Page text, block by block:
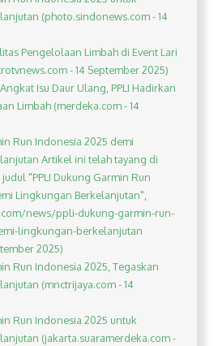
(photo.sindonews.com - 14
Pengelolaan Limbah di Event Lari
- 14 September 2025)
Isu Daur Ulang, PPLI Hadirkan
Limbah (merdeka.com - 14
Run Indonesia 2025 demi
Artikel ini telah tayang di
judul "PPLI Dukung Garmin Run
Lingkungan Berkelanjutan",
news/ppli-dukung-garmin-run-
lingkungan-berkelanjutan
2025)
Run Indonesia 2025, Tegaskan
(mnctrijaya.com - 14
Run Indonesia 2025 untuk
(jakarta.suaramerdeka.com -